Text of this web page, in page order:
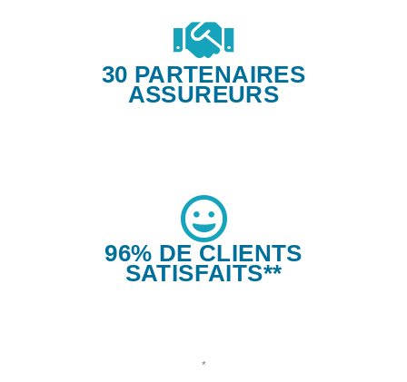
30 PARTENAIRES
ASSUREURS
96% DE CLIENTS
SATISFAITS**
*